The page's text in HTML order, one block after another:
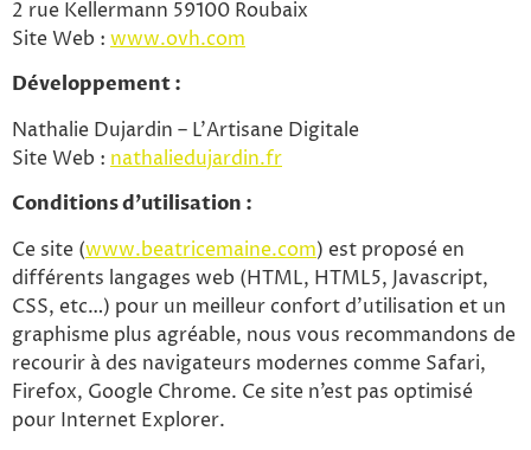
2 rue Kellermann 59100 Roubaix
Site Web : www.ovh.com
Développement:
Nathalie Dujardin – L’Artisane Digitale
Site Web : nathaliedujardin.fr
Conditions d’utilisation :
Ce site (www.beatricemaine.com) est proposé en
différents langages web (HTML, HTML5, Javascript,
CSS, etc…) pour un meilleur confort d’utilisation et un
graphisme plus agréable, nous vous recommandons de
recourir à des navigateurs modernes comme Safari,
Firefox, Google Chrome. Ce site n’est pas optimisé
pour Internet Explorer.